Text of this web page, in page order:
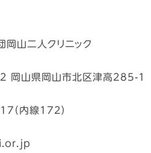
岡山二人クリニック
岡山県岡山市北区津高285-1
（内線172）